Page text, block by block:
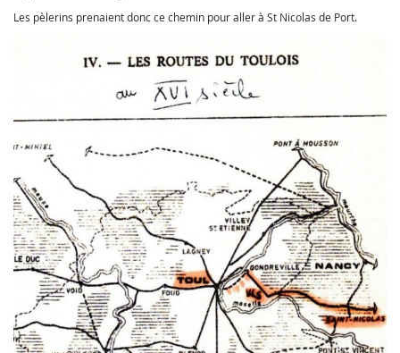
Les pèlerins prenaient donc ce chemin pour aller à St Nicolas de Port.